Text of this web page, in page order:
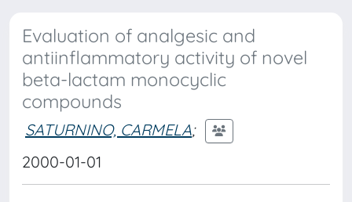
Evaluation of analgesic and
antiinflammatory activity of novel
beta-lactam monocyclic
compounds
SATURNINO, CARMELA;
2000-01-01